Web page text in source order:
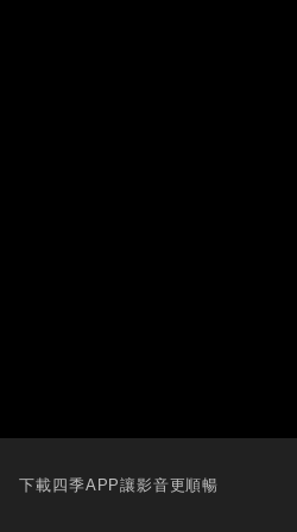
下載四季APP讓影音更順暢